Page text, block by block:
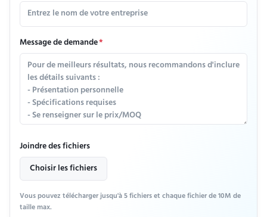
Message de demande*
Joindre des fichiers
Choisir les fichiers
Vous pouvez télécharger jusqu'à 5 fichiers et chaque fichier de 10M de
taille max.